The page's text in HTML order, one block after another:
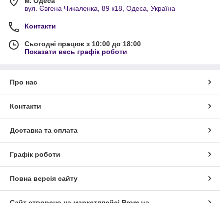
вул. Євгена Чикаленка, 89 к18, Одеса, Україна
Контакти
Сьогодні працює з 10:00 до 18:00
Показати весь графік роботи
Про нас
Контакти
Доставка та оплата
Графік роботи
Повна версія сайту